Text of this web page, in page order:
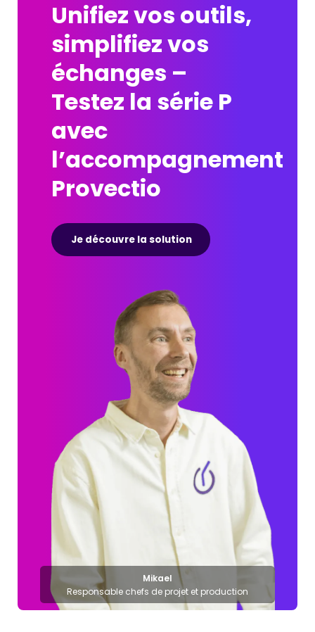
Unifiez vos outils,
simplifiez vos
échanges –
Testez la série P
avec
l’accompagnement
Provectio
Je découvre la solution
Mikael
Responsable chefs de projet et production